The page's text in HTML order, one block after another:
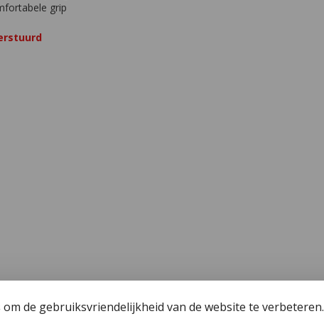
grip
de gebruiksvriendelijkheid van de website te verbeteren.